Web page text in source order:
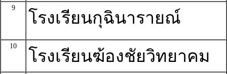
9
โรงเรียนกุฉินารายณ์
10
โรงเรียนฆ้องชัยวิทยาคม